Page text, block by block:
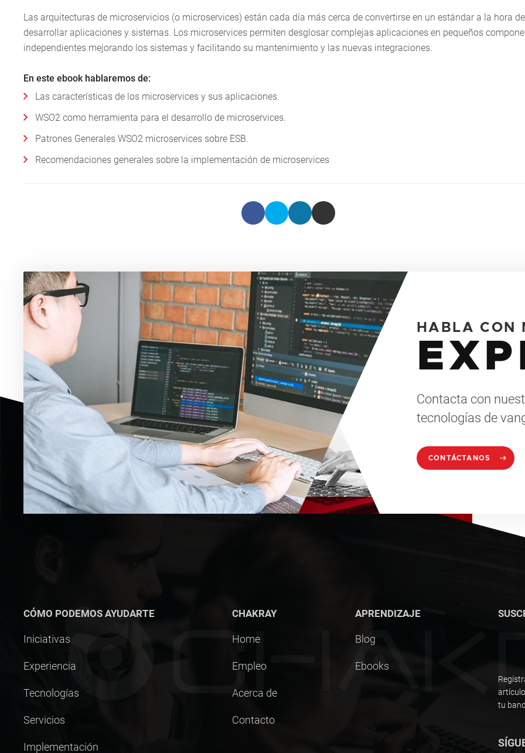
Las arquitecturas de microservicios (o microservices) están cada día más cerca de convertirse en un estándar a la hora de
desarrollar aplicaciones y sistemas. Los microservices permiten desglosar complejas aplicaciones en pequeños
independientes mejorando los sistemas y facilitando su mantenimiento y las nuevas integraciones.
En este ebook hablaremos de:
Las características de los microservices y sus aplicaciones.
WSO2 como herramienta para el desarrollo de microservices.
Patrones Generales WSO2 microservices sobre ESB.
Recomendaciones generales sobre la implementación de microservices
HABLA CON
Contacta con
tecnologías de
CONTÁCTANOS
CÓMO PODEMOS AYUDARTE
Iniciativas
Experiencia
Tecnologías
Servicios
Implementación
CHAKRAY
Home
Empleo
Acerca de
Contacto
APRENDIZAJE
Blog
Ebooks
tu